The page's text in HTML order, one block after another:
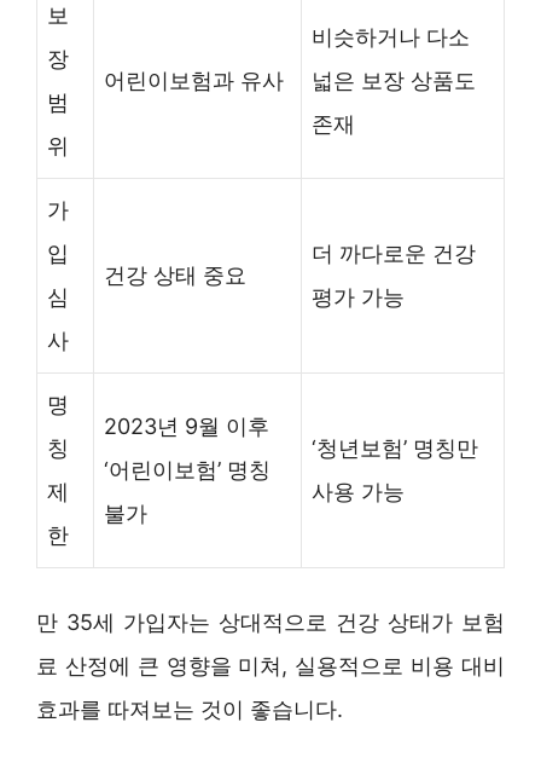
보
장
범
위
어린이보험과 유사
비슷하거나 다소
넓은 보장 상품도
존재
가
입
심
사
건강 상태 중요
더 까다로운 건강
평가 가능
명
칭
제
한
2023년 9월 이후
‘어린이보험’ 명칭
불가
‘청년보험’ 명칭만
사용 가능
만 35세 가입자는 상대적으로 건강 상태가 보험
료 산정에 큰 영향을 미쳐, 실용적으로 비용 대비
효과를 따져보는 것이 좋습니다.